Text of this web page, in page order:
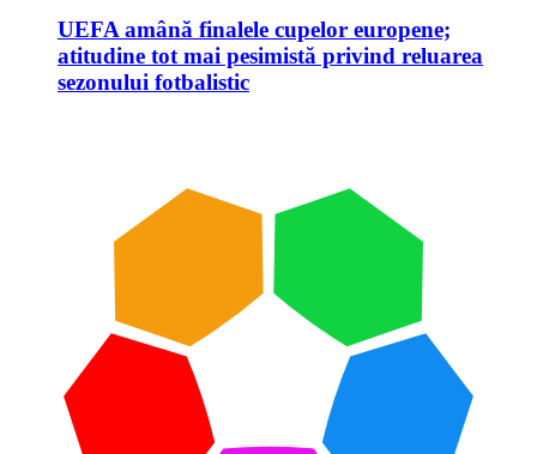
UEFA amână finalele cupelor europene;
atitudine tot mai pesimistă privind reluarea
sezonului fotbalistic